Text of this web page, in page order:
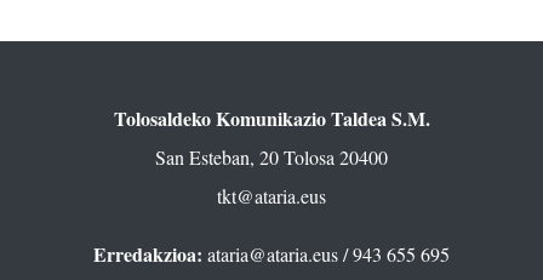
Tolosaldeko Komunikazio Taldea S.M.
San Esteban, 20 Tolosa 20400
tkt@ataria.eus
Erredakzioa: ataria@ataria.eus/ 943 655 695